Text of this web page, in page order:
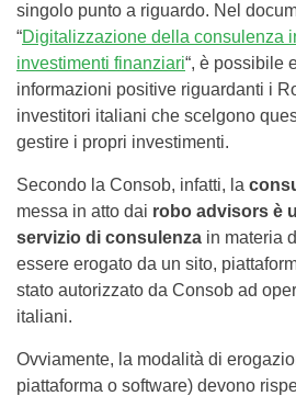
singolo punto a riguardo. Nel
“Digitalizzazione della consulenza
investimenti finanziari“, è possibile
informazioni positive riguardanti i
investitori italiani che scelgono
gestire i propri investimenti.
Secondo la Consob, infatti, la
messa in atto dai robo advisors è
servizio di consulenza in materia
essere erogato da un sito,
stato autorizzato da Consob ad
italiani.
Ovviamente, la modalità di
piattaforma o software) devono